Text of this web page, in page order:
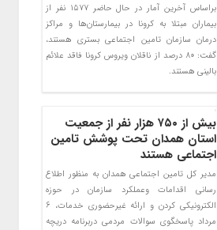
براساس آخرین آمار در حال حاضر ۱۵۷۷ نفر از
بیماران مبتلا به کرونا در بیمارستان‌ها و مراکز
درمان سازمان تامین اجتماعی بستری هستند،
گفت: ۸۰ درصد از ناقلان ویروس کرونا فاقد علائم
بالینی هستند.
بیش از ۷۵۰ هزار نفر از جمعیت
استان همدان تحت پوشش تامین
اجتماعی هستند
مدیر کل تامین اجتماعی همدان به منظور اطلاع
رسانی اقدامات وعملکرد سازمان در حوزه
الکترونیکی کردن و ارائه غیرحضوری خدمات، 6
مرداد پاسخگوی سوالات مردمی دربرنامه دریچه